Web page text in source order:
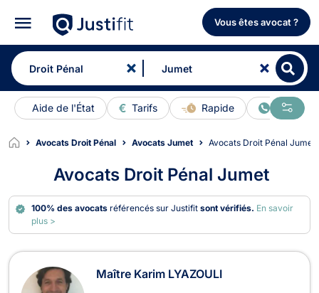
Vous êtes avocat ?
Aide de l'État Tarifs Rapide En ligne
Avocats Droit Pénal Avocats Jumet Avocats Droit Pénal Jumet
Avocats Droit Pénal Jumet
100% des avocats référencés sur Justifitsont vérifiés. En savoir
plus >
Avocats en Droit Pénal à Jumet
Maître Karim LYAZOULI